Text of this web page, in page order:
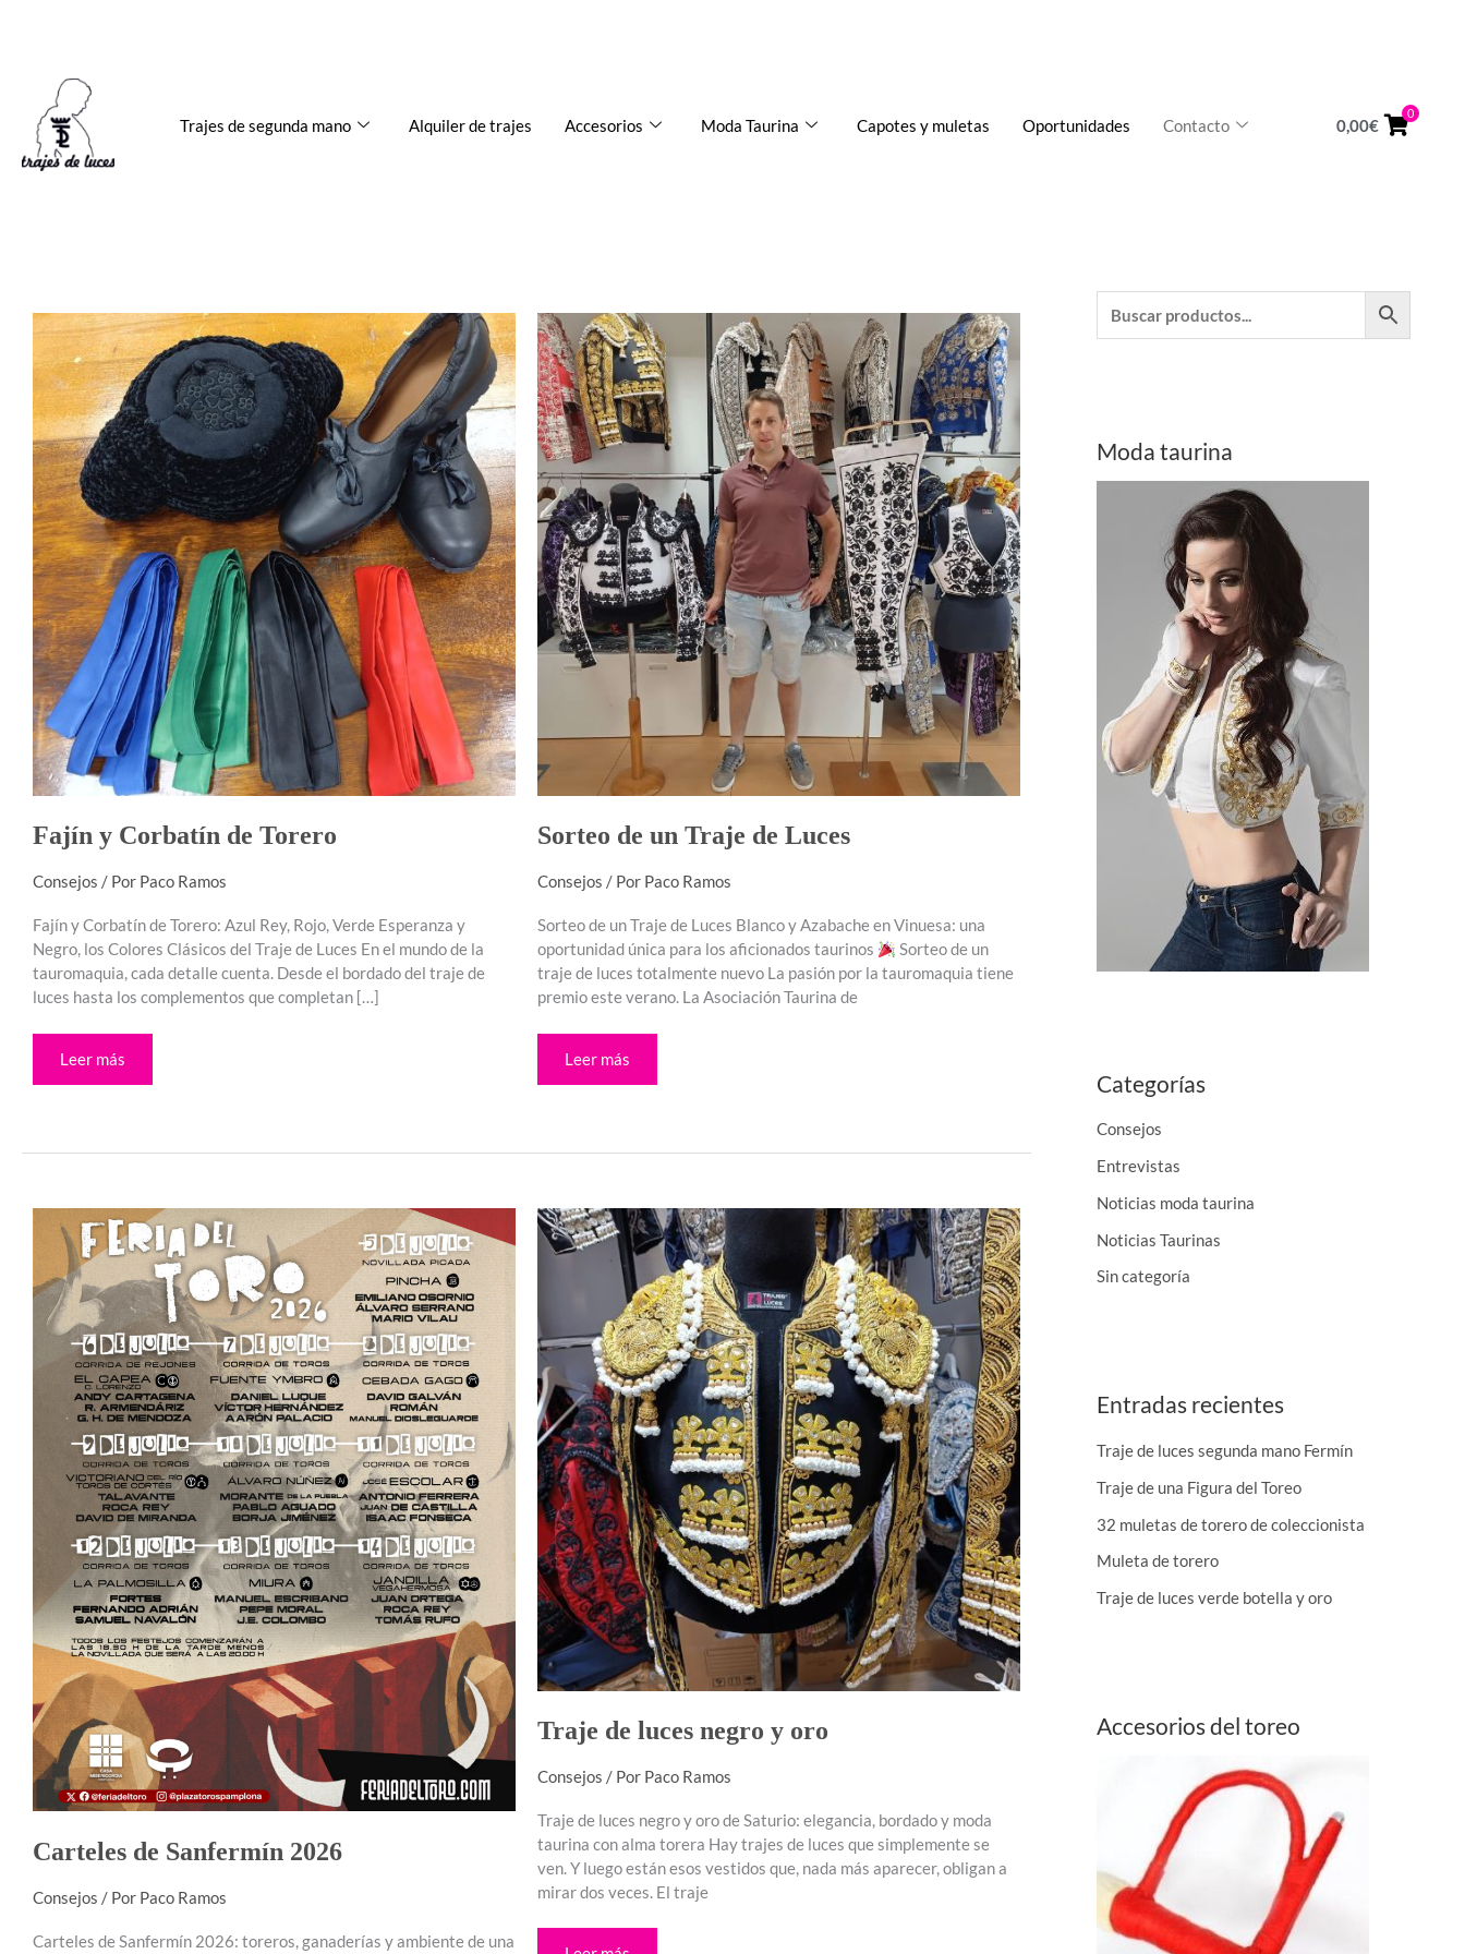
Trajes de segunda mano Alquiler de trajes Accesorios Moda Taurina Capotes y muletas Oportunidades Contacto 0,00€
0
Fajín y Corbatín de Torero
Consejos / Por Paco Ramos
Fajín y Corbatín de Torero: Azul Rey, Rojo, Verde Esperanza y
Negro, los Colores Clásicos del Traje de Luces En el mundo de la
tauromaquia, cada detalle cuenta. Desde el bordado del traje de
luces hasta los complementos que completan […]
Fajín
y
Corbatín
de
Torero
Leer más
Sorteo de un Traje de Luces
Consejos / Por Paco Ramos
Sorteo de un Traje de Luces Blanco y Azabache en Vinuesa: una
oportunidad única para los aficionados taurinos
Sorteo de un
traje de luces totalmente nuevo La pasión por la tauromaquia tiene
premio este verano. La Asociación Taurina de
Sorteo
de
un
Traje
de
Luces
Leer más
Carteles de Sanfermín 2026
Consejos / Por Paco Ramos
Carteles de Sanfermín 2026: toreros, ganaderías y ambiente de una
Carteles
de
Sanfermín
2026
Traje de luces negro y oro
Consejos / Por Paco Ramos
Traje de luces negro y oro de Saturio: elegancia, bordado y moda
taurina con alma torera Hay trajes de luces que simplemente se
ven. Y luego están esos vestidos que, nada más aparecer, obligan a
mirar dos veces. El traje
Traje
de
luces
Moda taurina
Categorías
Consejos
Entrevistas
Noticias moda taurina
Noticias Taurinas
Sin categoría
Entradas recientes
Traje de luces segunda mano Fermín
Traje de una Figura del Toreo
32 muletas de torero de coleccionista
Muleta de torero
Traje de luces verde botella y oro
Accesorios del toreo